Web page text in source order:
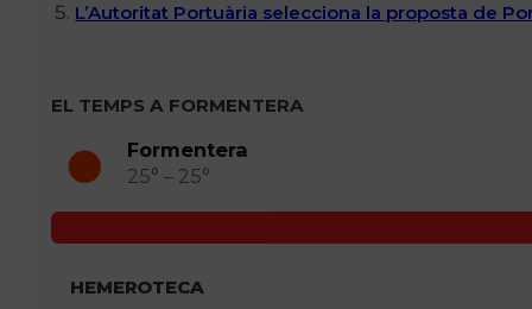
L’Autoritat Portuària selecciona la proposta de
EL TEMPS A FORMENTERA
Formentera
25° – 25°
HEMEROTECA